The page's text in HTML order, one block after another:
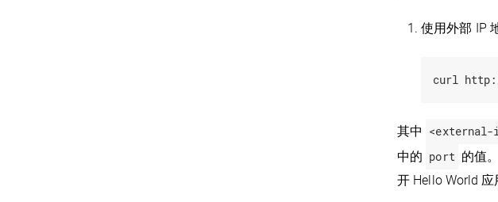
使用外部 IP
其中 <external-
中的 port 的值
开 Hello World 应